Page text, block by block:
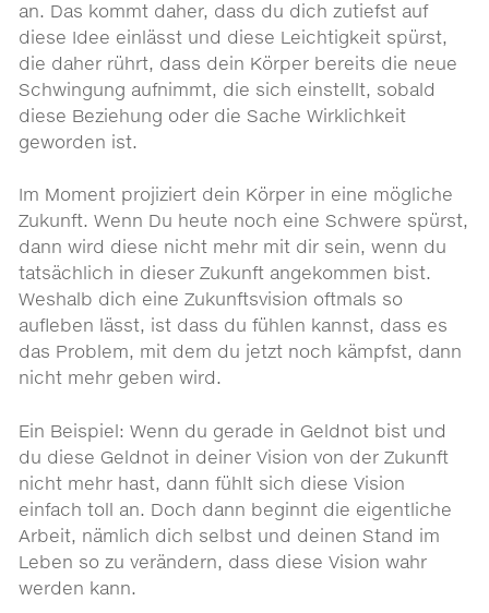
an. Das kommt daher, dass du dich zutiefst auf
diese Idee einlässt und diese Leichtigkeit spürst,
die daher rührt, dass dein Körper bereits die neue
Schwingung aufnimmt, die sich einstellt, sobald
diese Beziehung oder die Sache Wirklichkeit
geworden ist.
Im Moment projiziert dein Körper in eine mögliche
Zukunft. Wenn Du heute noch eine Schwere spürst,
dann wird diese nicht mehr mit dir sein, wenn du
tatsächlich in dieser Zukunft angekommen bist.
Weshalb dich eine Zukunftsvision oftmals so
aufleben lässt, ist dass du fühlen kannst, dass es
das Problem, mit dem du jetzt noch kämpfst, dann
nicht mehr geben wird.
Ein Beispiel: Wenn du gerade in Geldnot bist und
du diese Geldnot in deiner Vision von der Zukunft
nicht mehr hast, dann fühlt sich diese Vision
einfach toll an. Doch dann beginnt die eigentliche
Arbeit, nämlich dich selbst und deinen Stand im
Leben so zu verändern, dass diese Vision wahr
werden kann.